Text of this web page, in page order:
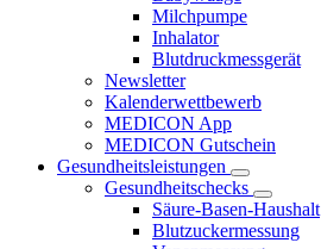
Milchpumpe
Inhalator
Blutdruckmessgerät
Newsletter
Kalenderwettbewerb
MEDICON App
MEDICON Gutschein
Gesundheitsleistungen
Gesundheitschecks
Säure-Basen-Haushalt
Blutzuckermessung